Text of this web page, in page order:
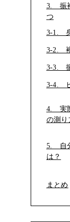
3. 振
つ
3-1.
3-2.
3-3.
3-4.
4. 実
の測り
5. 自
は？
まとめ